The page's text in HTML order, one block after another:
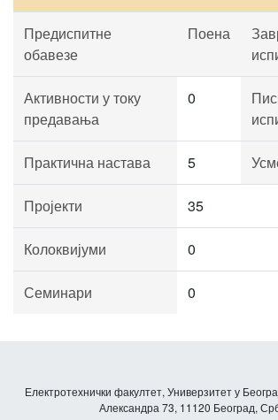
Предиспитне
обавезе
Поена
Активности у току
предавања
0
Практична настава 5
Пројекти 35
Колоквијуми 0
Семинари 0
Електротехнички факултет, Универзитет у
Александра 73, 11120 Београд,